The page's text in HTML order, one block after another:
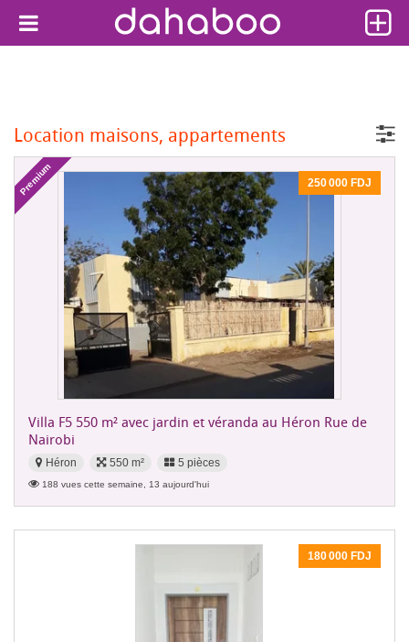
Location maisons, appartements
Premium 250 000 FDJ
Villa F5 550 m² avec jardin et véranda au Héron Rue de
Nairobi
Héron 550 m² 5 pièces
188 vues cette semaine, 13 aujourd'hui
180 000 FDJ